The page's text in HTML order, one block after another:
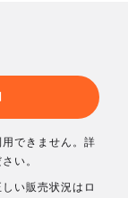
できません。詳
い。
い販売状況はロ